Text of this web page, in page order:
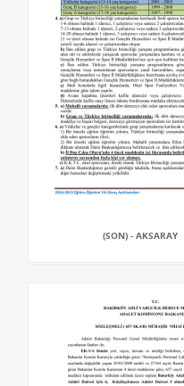
(SON) - AKSARAY